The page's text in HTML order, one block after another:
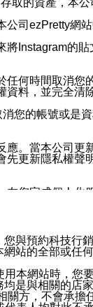
司ezPretty網
Instagram的
何時間取消
料，並完全清
您的帳號或是
。當本公司
更新隱私權
您完成個人
傳本網站各
/本服務好友，
或其他目的
符。
與預約科技行
站的全部或任
本網站時，
是與相關的店
方，不會承